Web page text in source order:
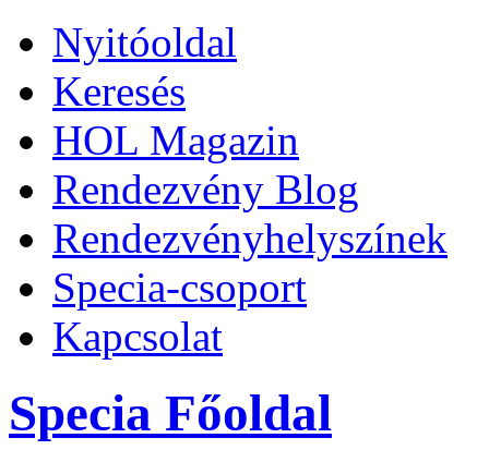
Nyitóoldal
Keresés
HOL Magazin
Rendezvény Blog
Rendezvényhelyszínek
Specia-csoport
Kapcsolat
Specia Főoldal